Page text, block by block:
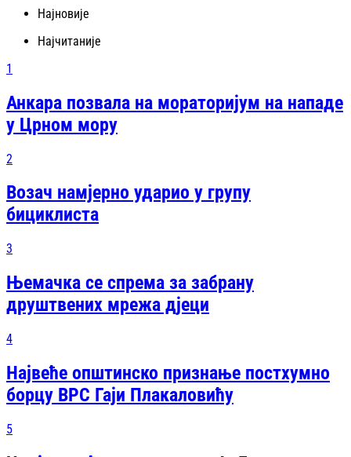
Најновије
Најчитаније
1
Анкара позвала на мораторијум на нападе
у Црном мору
2
Возач намјерно ударио у групу
бициклиста
3
Њемачка се спрема за забрану
друштвених мрежа дјеци
4
Највеће општинско признање постхумно
борцу ВРС Гаји Плакаловићу
5